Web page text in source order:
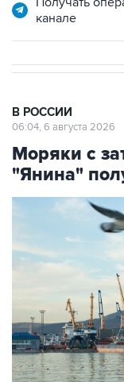
канале
В РОССИИ
06:04, 6 августа 2026
Моряки с
"Янина"